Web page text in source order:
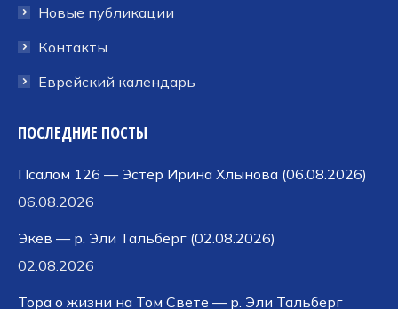
Новые публикации
Контакты
Еврейский календарь
ПОСЛЕДНИЕ ПОСТЫ
Псалом 126 — Эстер Ирина Хлынова (06.08.2026)
06.08.2026
Экев — р. Эли Тальберг (02.08.2026)
02.08.2026
Тора о жизни на Том Свете — р. Эли Тальберг